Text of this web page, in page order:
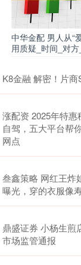
中华金配 男人从“
用质疑_时间_对
K8金融 解密！片
涨配资 2025年特
自驾，五大平台帮
网点
叁鑫策略 网红王炸
曝光，穿的衣服像
鼎盛证券 小杨生煎
市场监管通报